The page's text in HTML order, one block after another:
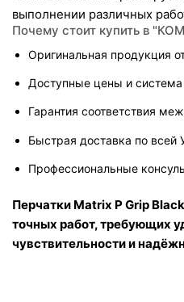
выполнении различных
Почему стоит купить в
Оригинальная продукция
Доступные цены и система
Гарантия соответствия
Быстрая доставка по всей
Профессиональные
Перчатки Matrix P Grip
точных работ, требующих
чувствительности и